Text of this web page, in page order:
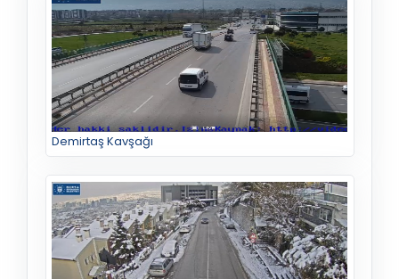
Demirtaş Kavşağı